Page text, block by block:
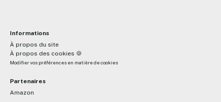
Informations
À propos du site
À propos des cookies 🍪
Modifier vos préférences en matière de cookies
Partenaires
Amazon